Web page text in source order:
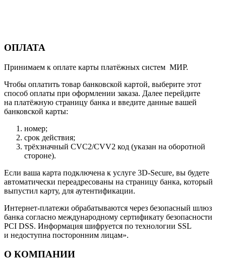
ОПЛАТА
Принимаем к оплате карты платёжных систем МИР.
Чтобы оплатить товар банковской картой, выберите этот
способ оплаты при оформлении заказа. Далее перейдите
на платёжную страницу банка и введите данные вашей
банковской карты:
номер;
срок действия;
трёхзначный CVC2/CVV2 код (указан на оборотной
стороне).
Если ваша карта подключена к услуге 3D-Secure, вы будете
автоматически переадресованы на страницу банка, который
выпустил карту, для аутентификации.
Интернет-платежи обрабатываются через безопасный шлюз
банка согласно международному сертификату безопасности
PCI DSS. Информация шифруется по технологии SSL
и недоступна посторонним лицам».
О КОМПАНИИ